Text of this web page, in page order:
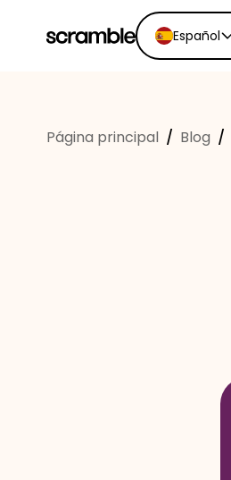
Español
Español
Página principal / Blog /